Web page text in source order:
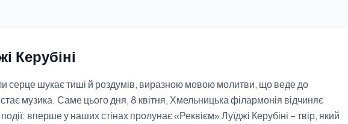
Керубіні
серце шукає тиші й роздумів, виразною мовою молитви, що веде до
стає музика. Саме цього дня, 8 квітня, Хмельницька філармонія відчиняє
вперше у наших стінах пролунає «Реквієм» Луїджі Керубіні – твір, який